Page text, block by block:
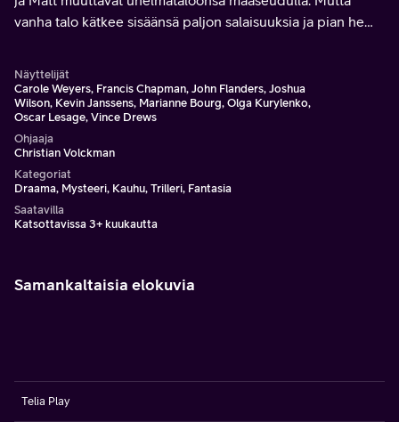
vanha talo kätkee sisäänsä paljon salaisuuksia ja pian he
Näyttelijät
Carole Weyers, Francis Chapman, John Flanders, Joshua
Wilson, Kevin Janssens, Marianne Bourg, Olga Kurylenko,
Oscar Lesage, Vince Drews
Ohjaaja
Christian Volckman
Kategoriat
Draama, Mysteeri, Kauhu, Trilleri, Fantasia
Saatavilla
Katsottavissa 3+ kuukautta
Samankaltaisia elokuvia
Telia Play